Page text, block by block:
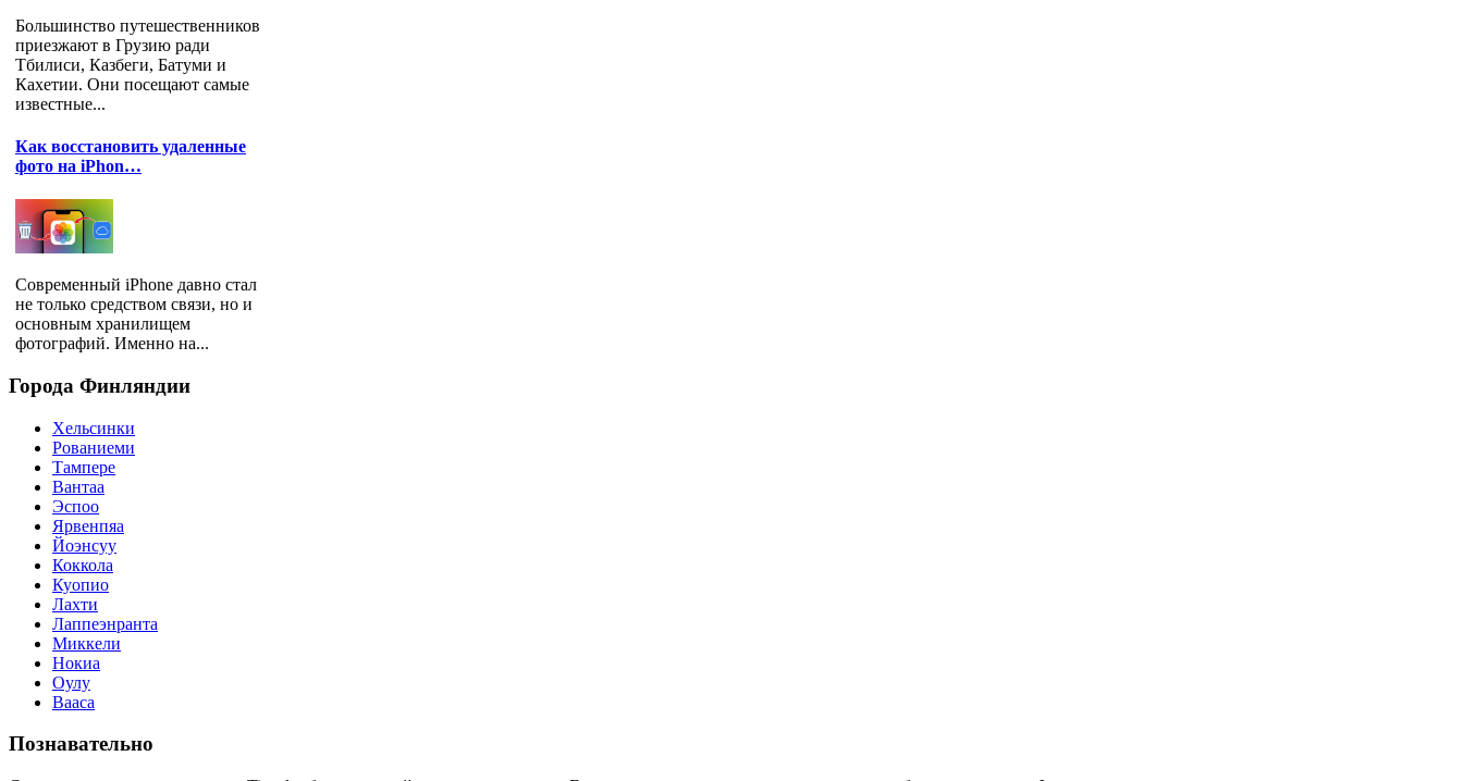
Большинство путешественников
приезжают в Грузию ради
Тбилиси, Казбеги, Батуми и
Кахетии. Они посещают самые
известные...
Как восстановить удаленные
фото на iPhon…
Современный iPhone давно стал
не только средством связи, но и
основным хранилищем
фотографий. Именно на...
Города Финляндии
Хельсинки
Рованиеми
Тампере
Вантаа
Эспоо
Ярвенпяа
Йоэнсуу
Коккола
Куопио
Лахти
Лаппеэнранта
Миккели
Нокиа
Оулу
Вааса
Познавательно